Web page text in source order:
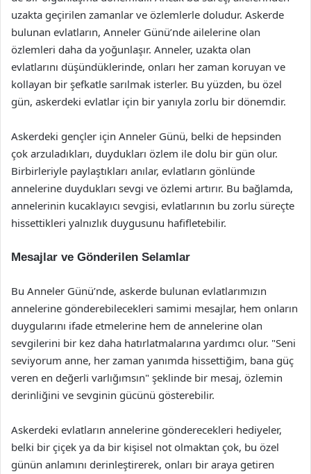
uzakta geçirilen zamanlar ve özlemlerle doludur. Askerde
bulunan evlatların, Anneler Günü’nde ailelerine olan
özlemleri daha da yoğunlaşır. Anneler, uzakta olan
evlatlarını düşündüklerinde, onları her zaman koruyan ve
kollayan bir şefkatle sarılmak isterler. Bu yüzden, bu özel
gün, askerdeki evlatlar için bir yanıyla zorlu bir dönemdir.
Askerdeki gençler için Anneler Günü, belki de hepsinden
çok arzuladıkları, duydukları özlem ile dolu bir gün olur.
Birbirleriyle paylaştıkları anılar, evlatların gönlünde
annelerine duydukları sevgi ve özlemi artırır. Bu bağlamda,
annelerinin kucaklayıcı sevgisi, evlatlarının bu zorlu süreçte
hissettikleri yalnızlık duygusunu hafifletebilir.
Mesajlar ve Gönderilen Selamlar
Bu Anneler Günü’nde, askerde bulunan evlatlarımızın
annelerine gönderebilecekleri samimi mesajlar, hem onların
duygularını ifade etmelerine hem de annelerine olan
sevgilerini bir kez daha hatırlatmalarına yardımcı olur. "Seni
seviyorum anne, her zaman yanımda hissettiğim, bana güç
veren en değerli varlığımsın" şeklinde bir mesaj, özlemin
derinliğini ve sevginin gücünü gösterebilir.
Askerdeki evlatların annelerine gönderecekleri hediyeler,
belki bir çiçek ya da bir kişisel not olmaktan çok, bu özel
günün anlamını derinleştirerek, onları bir araya getiren